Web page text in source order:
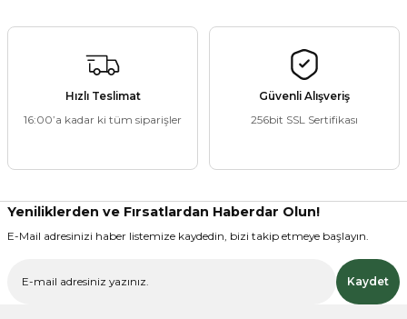
BESİNLERİ
Hızlı Teslimat
16:00’a kadar ki tüm siparişler
Güvenli Alışveriş
256bit SSL Sertifikası
Yeniliklerden ve Fırsatlardan Haberdar Olun!
E-Mail adresinizi haber listemize kaydedin, bizi takip etmeye başlayın.
Kaydet